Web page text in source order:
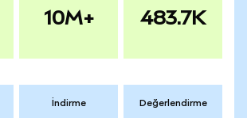
10M+ 483.7K
İndirme Değerlendirme